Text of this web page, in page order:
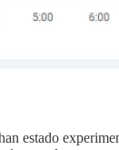
estado